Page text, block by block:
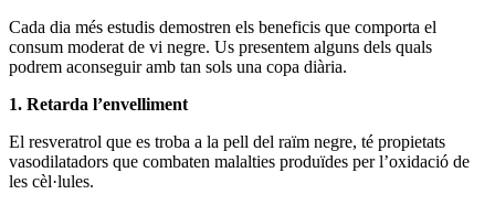
Cada dia més estudis demostren els beneficis que comporta el
consum moderat de vi negre. Us presentem alguns dels quals
podrem aconseguir amb tan sols una copa diària.
1. Retarda l’envelliment
El resveratrol que es troba a la pell del raïm negre, té propietats
vasodilatadors que combaten malalties produïdes per l’oxidació de
les cèl·lules.